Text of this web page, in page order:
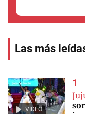
Las más
VIDEO